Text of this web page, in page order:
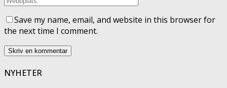
Save my name, email, and website in this browser for
the next time I comment.
NYHETER